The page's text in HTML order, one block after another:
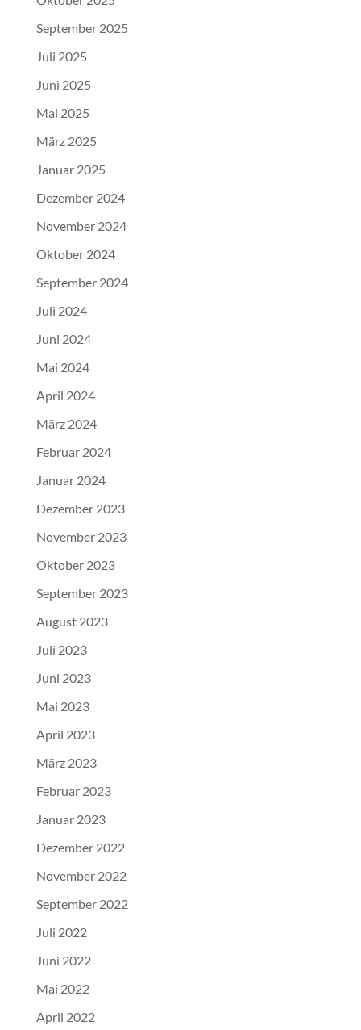
September 2025
Juli 2025
Juni 2025
Mai 2025
März 2025
Januar 2025
Dezember 2024
November 2024
Oktober 2024
September 2024
Juli 2024
Juni 2024
Mai 2024
April 2024
März 2024
Februar 2024
Januar 2024
Dezember 2023
November 2023
Oktober 2023
September 2023
August 2023
Juli 2023
Juni 2023
Mai 2023
April 2023
März 2023
Februar 2023
Januar 2023
Dezember 2022
November 2022
September 2022
Juli 2022
Juni 2022
Mai 2022
April 2022